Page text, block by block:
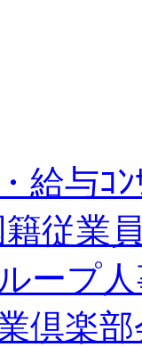
給与ｺﾝ
従業
ープ
倶楽